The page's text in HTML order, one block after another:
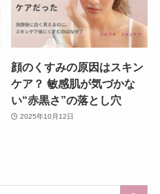
顔のくすみの原因はスキン
ケア？ 敏感肌が気づかな
い“赤黒さ”の落とし穴
2025年10月12日